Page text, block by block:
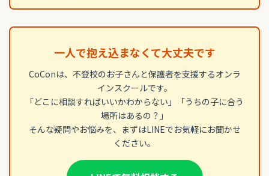
一人で抱え込まなくて大丈夫です
CoConは、不登校のお子さんと保護者を支援するオンラ
インスクールです。
「どこに相談すればいいかわからない」「うちの子に合う
場所はあるの？」
そんな疑問やお悩みを、まずはLINEでお気軽にお聞かせ
ください。